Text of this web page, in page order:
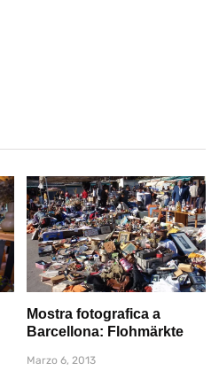
Mostra fotografica a
Barcellona: Flohmärkte
Marzo 6, 2013